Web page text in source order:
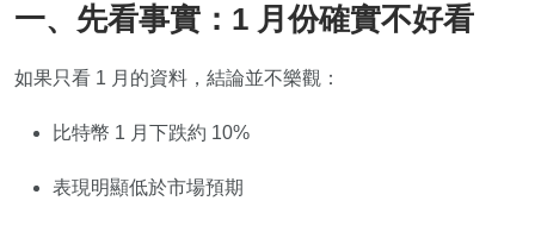
一、先看事實：1 月份確實不好看
如果只看 1 月的資料，結論並不樂觀：
比特幣 1 月下跌約 10%
表現明顯低於市場預期